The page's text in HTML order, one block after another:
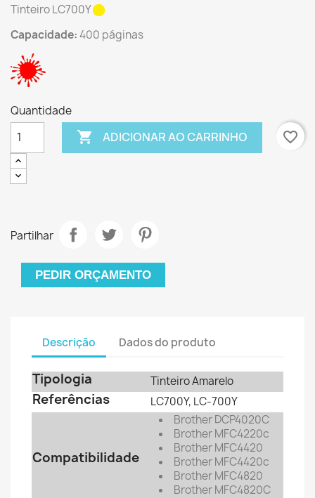
Tinteiro LC700Y
Capacidade:400 páginas
Quantidade
 ADICIONAR AO CARRINHO favorite_border
Partilhar
PEDIR ORÇAMENTO
Descrição Dados do produto
Tipologia Tinteiro Amarelo
Referências LC700Y, LC-700Y
Compatibilidade
Brother DCP4020C
Brother MFC4220c
Brother MFC4420
Brother MFC4420c
Brother MFC4820
Brother MFC4820C